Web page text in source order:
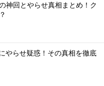
神回とやらせ真相まとめ！ク
やらせ疑惑！その真相を徹底